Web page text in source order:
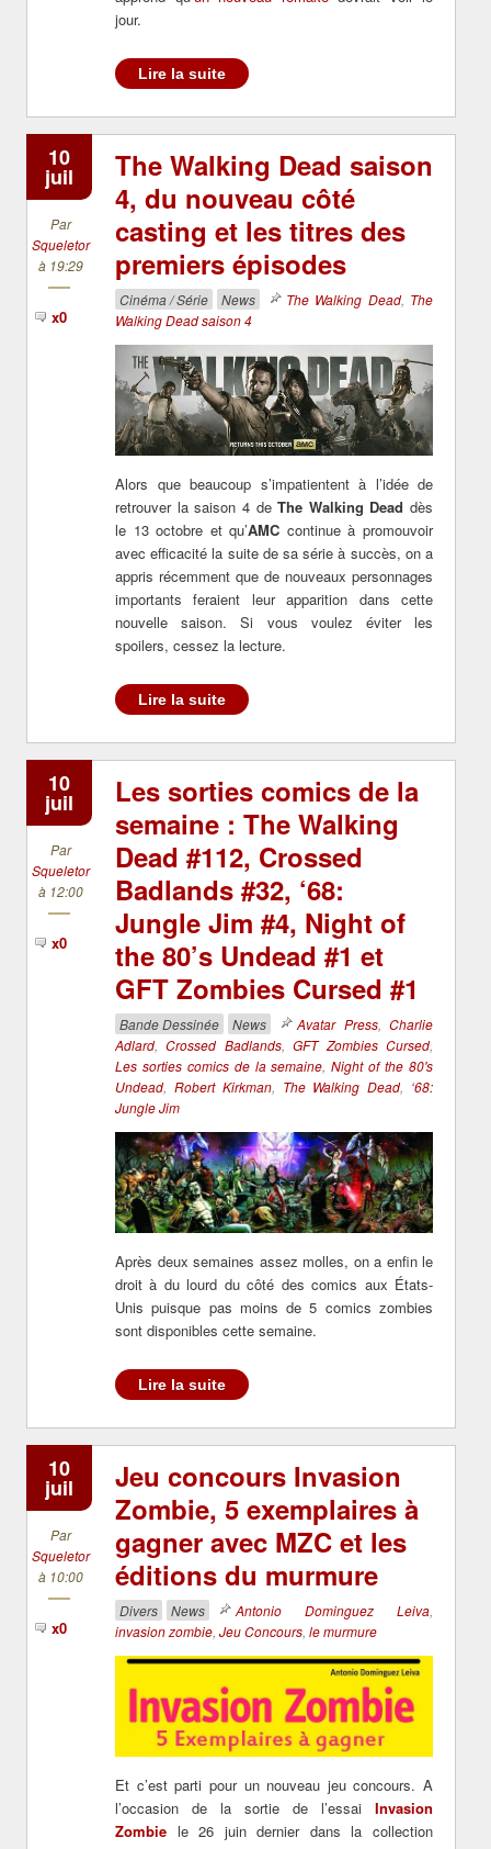
jour.
Lire la suite
10
juil
Par
Squeletor
à 19:29
x0
The Walking Dead saison
4, du nouveau côté
casting et les titres des
premiers épisodes
Cinéma / Série News The Walking Dead, The
Walking Dead saison 4
Alors que beaucoup s’impatientent à l’idée de
retrouver la saison 4 deThe Walking Dead dès
le 13 octobre et qu’AMC continue à promouvoir
avec efficacité la suite de sa série à succès, on a
appris récemment que de nouveaux personnages
importants feraient leur apparition dans cette
nouvelle saison. Si vous voulez éviter les
spoilers, cessez la lecture.
Lire la suite
10
juil
Par
Squeletor
à 12:00
x0
Les sorties comics de la
semaine : The Walking
Dead #112, Crossed
Badlands #32, ‘68:
Jungle Jim #4, Night of
the 80’s Undead #1 et
GFT Zombies Cursed #1
Bande Dessinée News Avatar Press, Charlie
Adlard,Crossed Badlands,GFT Zombies Cursed,
Les sorties comics de la semaine,Night of the 80's
Undead, Robert Kirkman, The Walking Dead, ‘68:
Jungle Jim
Après deux semaines assez molles, on a enfin le
droit à du lourd du côté des comics aux États-
Unis puisque pas moins de 5 comics zombies
sont disponibles cette semaine.
Lire la suite
10
juil
Par
Squeletor
à 10:00
x0
Jeu concours Invasion
Zombie, 5 exemplaires à
gagner avec MZC et les
éditions du murmure
Divers News Antonio Dominguez Leiva,
invasion zombie, Jeu Concours, le murmure
Et c’est parti pour un nouveau jeu concours. A
l’occasion de la sortie de l’essai Invasion
Zombie le 26 juin dernier dans la collection